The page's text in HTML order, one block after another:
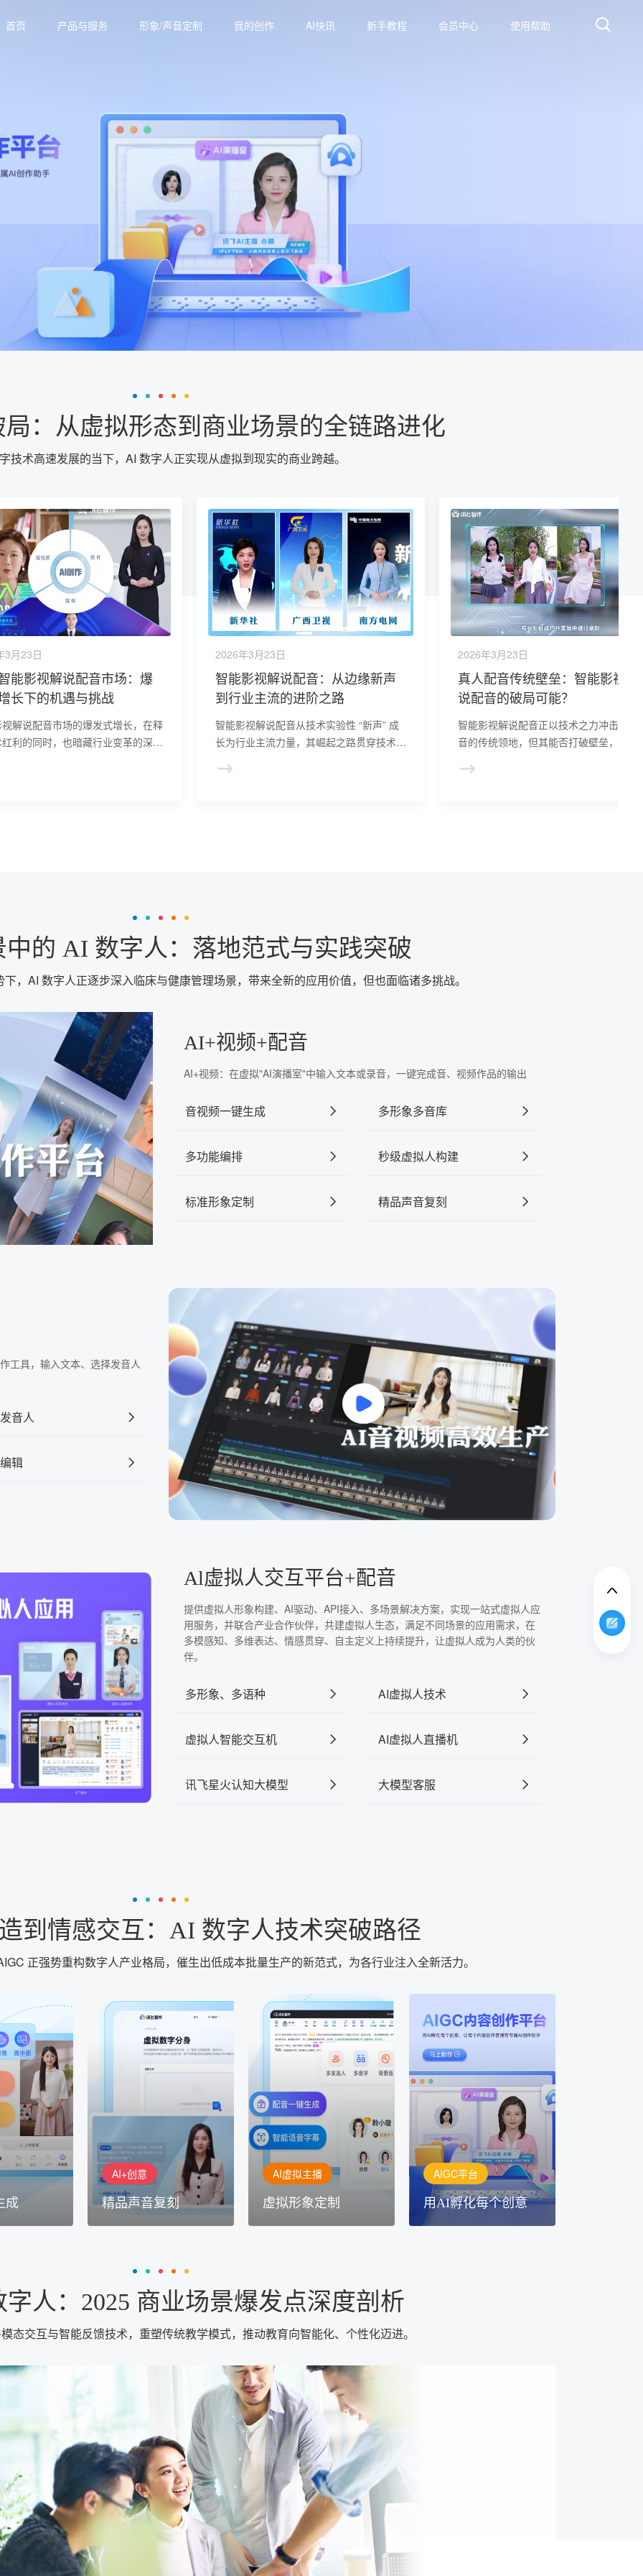
首页 产品与服务 形象/声音定制 我的创作 AI快讯 新手教程 会员中心 使用帮助
：从虚拟形态到商业场景的全链路进化
技术高速发展的当下，AI 数字人正实现从虚拟到现实的商业跨越。
3月23日
能影视解说配音市场：爆
长下的机遇与挑战
解说配音市场的爆发式增长，在释
利的同时，也暗藏行业变革的深层
2026年3月23日
智能影视解说配音：从边缘新声
到行业主流的进阶之路
智能影视解说配音从技术实验性 “新声” 成
长为行业主流力量，其崛起之路贯穿技术迭
2026年3月23日
真人配音传统壁垒：智能影视解
说配音的破局可能？
智能影视解说配音正以技术之力冲击真人
音的传统领地，但其能否打破壁垒，取决
中的 AI 数字人：落地范式与实践突破
，AI 数字人正逐步深入临床与健康管理场景，带来全新的应用价值，但也面临诸多挑战。
AI+视频+配音
AI+视频：在虚拟"AI演播室"中输入文本或录音，一键完成音、视频作品的输出
音视频一键生成 多形象多音库
多功能编排 秒级虚拟人构建
标准形象定制 精品声音复刻
工具，输入文本、选择发音人
音人
辑
Al虚拟人交互平台+配音
提供虚拟人形象构建、AI驱动、API接入、多场景解决方案，实现一站式虚拟人应
用服务，并联合产业合作伙伴，共建虚拟人生态，满足不同场景的应用需求，在
多模感知、多维表达、情感贯穿、自主定义上持续提升，让虚拟人成为人类的伙
伴。
多形象、多语种 AI虚拟人技术
虚拟人智能交互机 AI虚拟人直播机
讯飞星火认知大模型 大模型客服
到情感交互：AI 数字人技术突破路径
正强势重构数字人产业格局，催生出低成本批量生产的新范式，为各行业注入全新活力。
成
球领先的
AI音频制作
、选择发音
专业音频
AI+创意
精品声音复刻
AI+创意
精品声音复刻
AI+创意：AIGC 能力集中展
示窗口，体验 AIGC 给生活
AI虚拟主播
虚拟形象定制
虚拟形象定制
讯飞智作：让每一个内容创
作者高效生产灵活定制
AIGC平台
用AI孵化每个创意
AIGC平台
用AI孵化每个创意
讯飞AIGC平台：让每个创
作者都拥有自己的专注AI创
作助手
人：2025 商业场景爆发点深度剖析
态交互与智能反馈技术，重塑传统教学模式，推动教育向智能化、个性化迈进。